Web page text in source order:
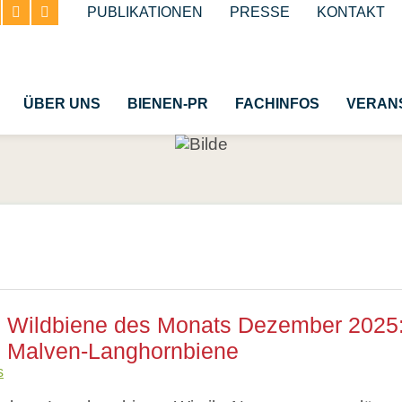
Navigation
PUBLIKATIONEN PRESSE KONTAKT
ÜBER UNS BIENEN-PR FACHINFOS
Bienenhaltung
Bestäubung
Schmetterlinge
Käfer
Insekt des Jahres
Wildbiene des Monats Dezember
Malven-Langhornbiene